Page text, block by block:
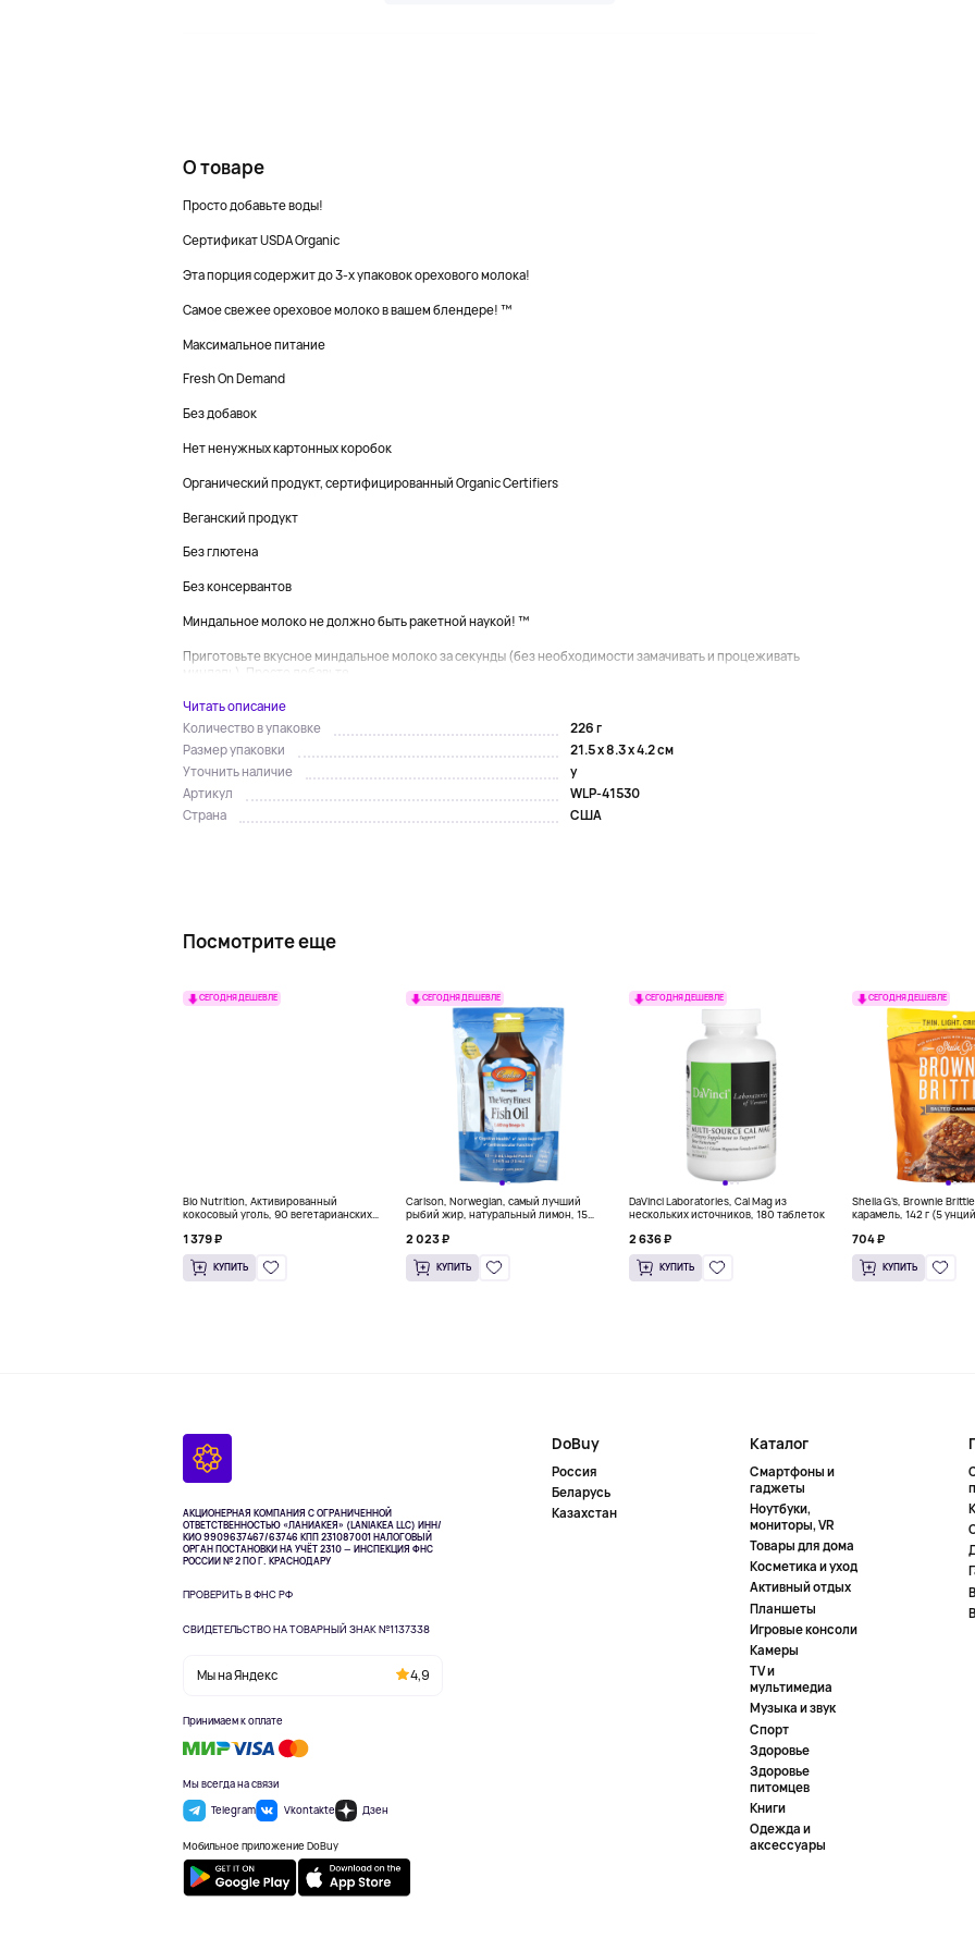
О товаре
Просто добавьте воды!
Сертификат USDA Organic
Эта порция содержит до 3-х упаковок орехового молока!
Самое свежее ореховое молоко в вашем блендере! ™
Максимальное питание
Fresh On Demand
Без добавок
Нет ненужных картонных коробок
Органический продукт, сертифицированный Organic Certifiers
Веганский продукт
Без глютена
Без консервантов
Миндальное молоко не должно быть ракетной наукой! ™
Приготовьте вкусное миндальное молоко за секунды (без необходимости замачивать и процеживать
миндаль). Просто добавьте...
Читать описание
Количество в упаковке
226 г
Размер упаковки
21.5 x 8.3 x 4.2 см
Уточнить наличие
y
Артикул
WLP-41530
Страна
США
Посмотрите еще
СЕГОДНЯ ДЕШЕВЛЕ
Bio Nutrition, Активированный
кокосовый уголь, 90 вегетарианских
1 379 ₽
КУПИТЬ
СЕГОДНЯ ДЕШЕВЛЕ
Carlson, Norwegian, самый лучший
рыбий жир, натуральный лимон, 15
2 023 ₽
КУПИТЬ
СЕГОДНЯ ДЕШЕВЛЕ
DaVinci Laboratories, Cal Mag из
нескольких источников, 180 таблеток
2 636 ₽
КУПИТЬ
СЕГОДНЯ ДЕШЕВЛЕ
Sheila G's, Brownie
карамель, 142 г (5
704 ₽
КУПИТЬ
АКЦИОНЕРНАЯ КОМПАНИЯ С ОГРАНИЧЕННОЙ
ОТВЕТСТВЕННОСТЬЮ «ЛАНИАКЕЯ» (LANIAKEA LLC) ИНН/
КИО 9909637467/63746 КПП 231087001НАЛОГОВЫЙ
ОРГАН ПОСТАНОВКИ НА УЧЁТ 2310 — ИНСПЕКЦИЯ ФНС
РОССИИ № 2 ПО Г. КРАСНОДАРУ
ПРОВЕРИТЬ В ФНС РФ
СВИДЕТЕЛЬСТВО НА ТОВАРНЫЙ ЗНАК №1137338
Мы на Яндекс 4,9
Принимаем к оплате
Мы всегда на связи
Telegram
Vkontakte Дзен
Мобильное приложение DoBuy
DoBuy
Россия
Беларусь
Казахстан
Каталог
Смартфоны и
гаджеты
Ноутбуки,
мониторы, VR
Товары для дома
Косметика и уход
Активный отдых
Планшеты
Игровые консоли
Камеры
TV и
мультимедиа
Музыка и звук
Спорт
Здоровье
Здоровье
питомцев
Книги
Одежда и
аксессуары